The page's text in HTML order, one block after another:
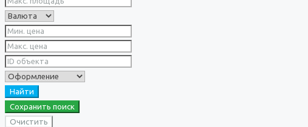
Найти
Сохранить поиск
Очистить